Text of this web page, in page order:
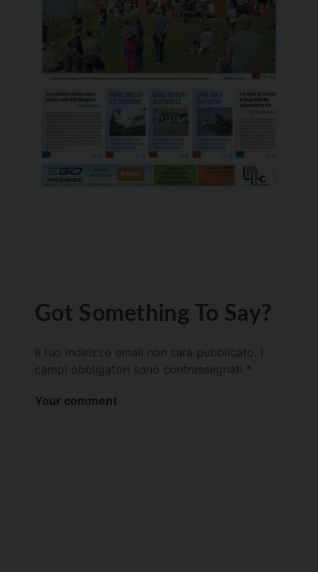
Got Something To Say?
Il tuo indirizzo email non sarà pubblicato.
campi obbligatori sono contrassegnati *
Your comment